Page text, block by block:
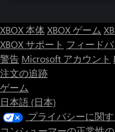
XBOX 本体XBOX ゲーム
XBOX サポート フィード
警告 Microsoft アカウント
注文の追跡
ゲーム
日本語 (日本)
プライバシーに関